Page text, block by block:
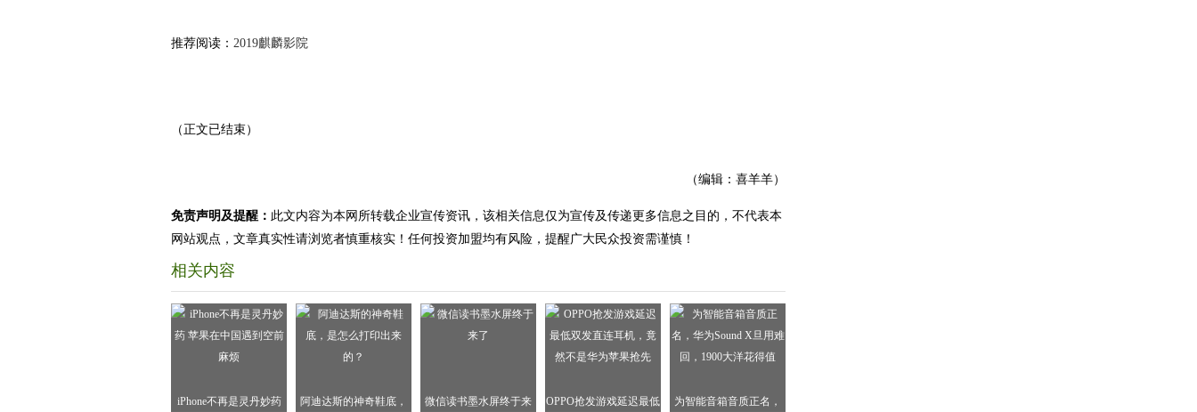
推荐阅读： 2019麒麟影院
（正文已结束）
（编辑：喜羊羊）
免责声明及提醒： 此文内容为本网所转载企业宣传资讯，该相关信息仅为宣传及传递更多信息之目的，不代表本
网站观点，文章真实性请浏览者慎重核实！任何投资加盟均有风险，提醒广大民众投资需谨慎！
相关内容
iPhone不再是灵丹妙药
阿迪达斯的神奇鞋底，
微信读书墨水屏终于来
OPPO抢发游戏延迟最低
为智能音箱音质正名，